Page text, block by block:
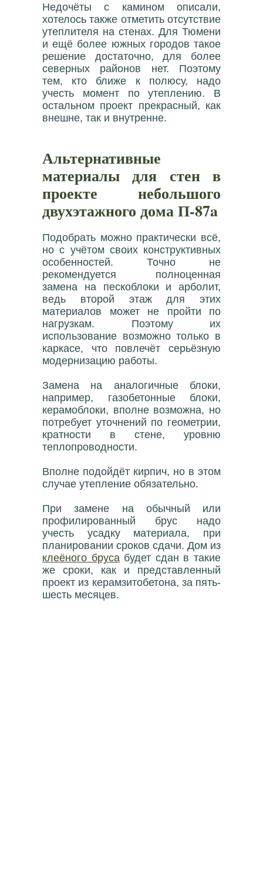
Недочёты с камином описали,
хотелось также отметить отсутствие
утеплителя на стенах. Для Тюмени
и ещё более южных городов такое
решение достаточно, для более
северных районов нет. Поэтому
тем, кто ближе к полюсу, надо
учесть момент по утеплению. В
остальном проект прекрасный, как
внешне, так и внутренне.
Альтернативные
материалы для стен в
проекте небольшого
двухэтажного дома П-87a
Подобрать можно практически всё,
но с учётом своих конструктивных
особенностей. Точно не
рекомендуется полноценная
замена на пескоблоки и арболит,
ведь второй этаж для этих
материалов может не пройти по
нагрузкам. Поэтому их
использование возможно только в
каркасе, что повлечёт серьёзную
модернизацию работы.
Замена на аналогичные блоки,
например, газобетонные блоки,
керамоблоки, вполне возможна, но
потребует уточнений по геометрии,
кратности в стене, уровню
теплопроводности.
Вполне подойдёт кирпич, но в этом
случае утепление обязательно.
При замене на обычный или
профилированный брус надо
учесть усадку материала, при
планировании сроков сдачи. Дом из
клеёного бруса будет сдан в такие
же сроки, как и представленный
проект из керамзитобетона, за пять-
шесть месяцев.